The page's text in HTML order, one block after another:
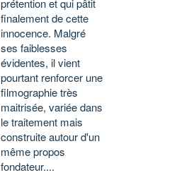
prétention et qui pâtit
finalement de cette
innocence. Malgré
ses faiblesses
évidentes, il vient
pourtant renforcer une
filmographie très
maitrisée, variée dans
le traitement mais
construite autour d'un
même propos
fondateur....